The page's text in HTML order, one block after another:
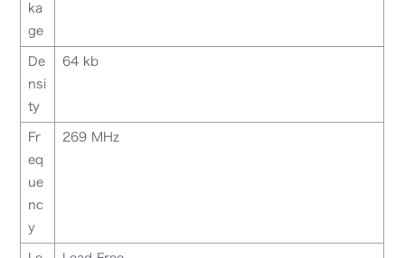
ka
ge
De
nsi
ty
64 kb
Fr
eq
ue
nc
y
269 MHz